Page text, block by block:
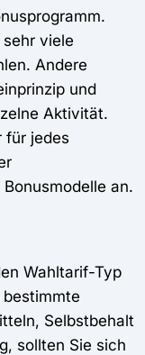
viele
Andere
und
Aktivität.
für jedes
an.
Wahltarif-Typ
Selbstbehalt
sollten Sie sich